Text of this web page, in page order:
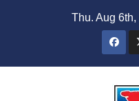
Thu. Aug 6th,